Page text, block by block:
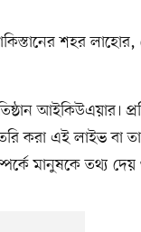
শহর লাহোর,
আইকিউএয়ার।
করা এই লাইভ বা
মানুষকে তথ্য